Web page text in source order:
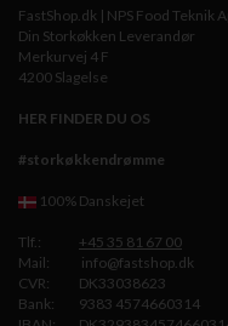
FastShop.dk | NPS Food Teknik
Din Storkøkken Leverandør
Merkurvej 4 F
4200 Slagelse
HER FINDER DU OS
#storkøkkendrømme
100% Danskejet
Tlf.:
+45 35 81 67 00
Mail:
info@fastshop.dk
CVR:
DK33038623
Bank:
9383 4574660314